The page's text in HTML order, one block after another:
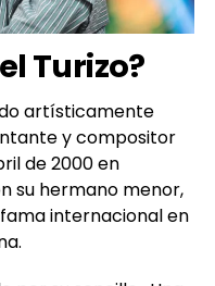
Turizo?
artísticamente
y compositor
de 2000 en
su hermano menor,
internacional en